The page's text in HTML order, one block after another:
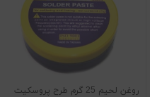
روغن لحیم 25 گرم طرح پروسکیت